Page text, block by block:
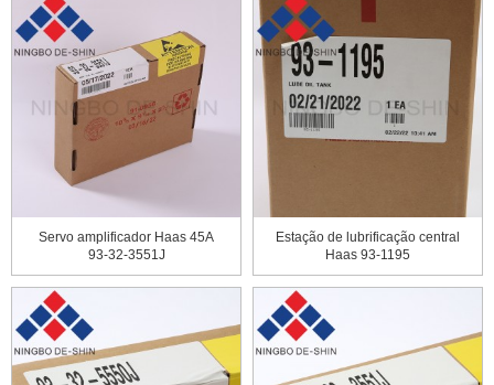
Servo amplificador Haas 45А
93-32-3551J
Estação de lubrificação central
Haas 93-1195